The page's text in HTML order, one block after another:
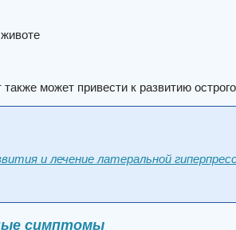
может привести к развитию
и лечение латеральной
симптомы